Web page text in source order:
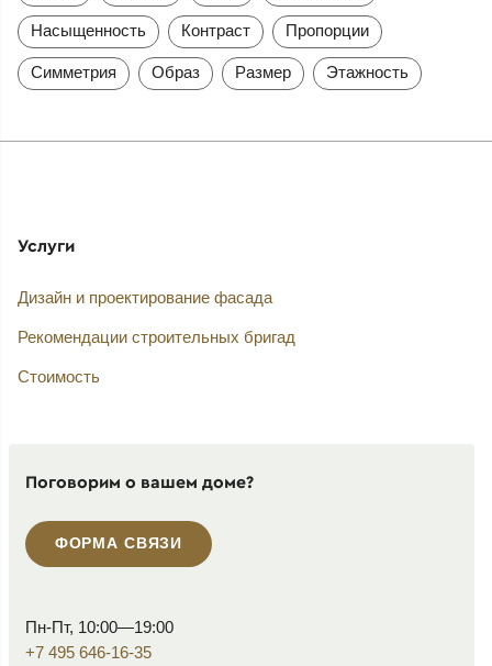
Насыщенность Контраст Пропорции
Симметрия Образ Размер Этажность
Услуги
Дизайн и проектирование фасада
Рекомендации строительных бригад
Стоимость
Поговорим о вашем доме?
ФОРМА СВЯЗИ
Пн-Пт, 10:00—19:00
+7 495 646-16-35